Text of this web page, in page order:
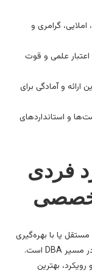
گرامری و
علمی و قوت
و آمادگی برای
استانداردهای
با بهره‌گیری
از پشتیبانی تخصصی، یکی از مهم‌ترین انتخاب‌ها در مسیر DBA است.
بهترین